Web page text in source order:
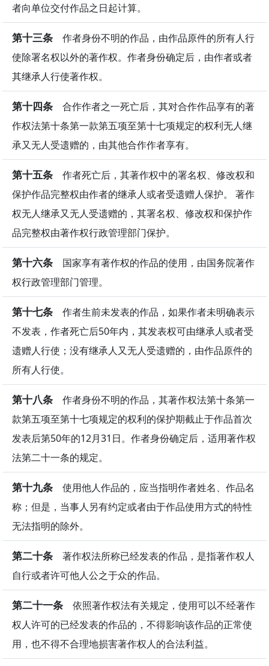
者向单位交付作品之日起计算。
第十三条 作者身份不明的作品，由作品原件的所有人行
使除署名权以外的著作权。作者身份确定后，由作者或者
其继承人行使著作权。
第十四条 合作作者之一死亡后，其对合作作品享有的著
作权法第十条第一款第五项至第十七项规定的权利无人继
承又无人受遗赠的，由其他合作作者享有。
第十五条 作者死亡后，其著作权中的署名权、修改权和
保护作品完整权由作者的继承人或者受遗赠人保护。 著作
权无人继承又无人受遗赠的，其署名权、修改权和保护作
品完整权由著作权行政管理部门保护。
第十六条 国家享有著作权的作品的使用，由国务院著作
权行政管理部门管理。
第十七条 作者生前未发表的作品，如果作者未明确表示
不发表，作者死亡后50年内，其发表权可由继承人或者受
遗赠人行使；没有继承人又无人受遗赠的，由作品原件的
所有人行使。
第十八条 作者身份不明的作品，其著作权法第十条第一
款第五项至第十七项规定的权利的保护期截止于作品首次
发表后第50年的12月31日。作者身份确定后，适用著作权
法第二十一条的规定。
第十九条 使用他人作品的，应当指明作者姓名、作品名
称；但是，当事人另有约定或者由于作品使用方式的特性
无法指明的除外。
第二十条 著作权法所称已经发表的作品，是指著作权人
自行或者许可他人公之于众的作品。
第二十一条 依照著作权法有关规定，使用可以不经著作
权人许可的已经发表的作品的，不得影响该作品的正常使
用，也不得不合理地损害著作权人的合法利益。